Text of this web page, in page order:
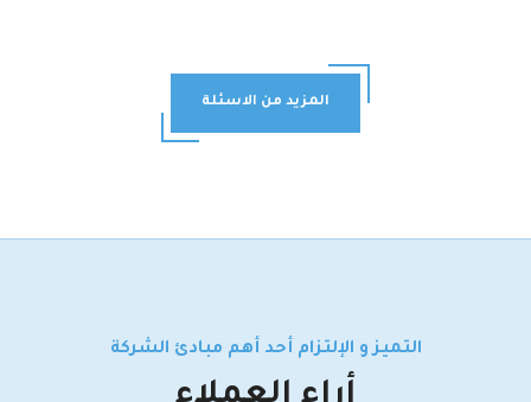
المزيد من الاسئلة
التميز و الإلتزام أحد أهم مبادئ الشركة